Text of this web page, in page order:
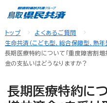
トップ
よくあるご質問
生命共済（こども型、総合保障型、熟年
長期医療特約について「重度障害割増
金の支払いはどうなりますか？
長期医療特約に